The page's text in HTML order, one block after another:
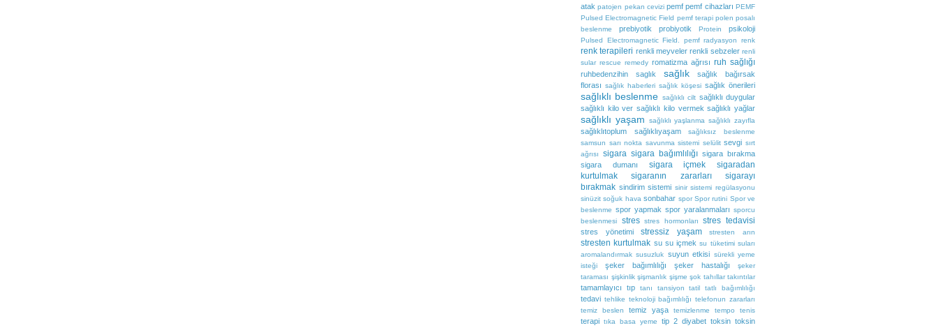
atak patojen pekan cevizi pemf pemf cihazları PEMF
Pulsed Electromagnetic Field pemf terapi polen posalı
beslenme
prebiyotik probiyotik Protein psikoloji
Pulsed Electromagnetic Field. pemf radyasyon renk
renk terapileri renkli meyveler renkli sebzeler renli
sular rescue remedy romatizma ağrısı ruh sağlığı
ruhbedenzihin saglık sağlık
sağlık bağırsak
florası sağlık haberleri sağlık köşesi sağlık önerileri
sağlıklı beslenme sağlıklı cilt sağlıklı duygular
sağlıklı kilo ver sağlıklı kilo vermek sağlıklı yağlar
sağlıklı yaşam sağlıklı yaşlanma sağlıklı zayıfla
sağlıklıtoplum sağlıklıyaşam
sağlıksız beslenme
samsun sarı nokta savunma sistemi selülit sevgi sırt
ağrısı
sigara sigara bağımlılığı sigara bırakma
sigara dumanı
sigara içmek
sigaradan
kurtulmak
sigaranın zararları
sigarayı
bırakmak sindirim sistemi sinir sistemi regülasyonu
sinüzit soğuk hava sonbahar spor Spor rutini Spor ve
beslenme spor yapmak spor yaralanmaları sporcu
beslenmesi
stres stres hormonları stres tedavisi
stres yönetimi stressiz yaşam stresten arın
stresten kurtulmak su su içmek su tüketimi suları
aromalandırmak susuzluk suyun etkisi sürekli yeme
isteği
şeker bağımlılığı şeker hastalığı
şeker
taraması şişkinlik şişmanlık şişme şok tahıllar takıntılar
tamamlayıcı tıp tanı tansiyon tatil tatlı bağımlılığı
tedavi tehlike teknoloji bağımlılığı telefonun zararları
temiz beslen
temiz yaşa temizlenme tempo tenis
terapi tıka basa yeme tip 2 diyabet toksin toksin